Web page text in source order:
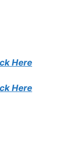
Here
Here